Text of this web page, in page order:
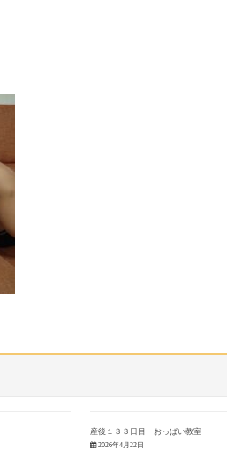
産後１３３日目 おっぱい教室
2026年4月22日